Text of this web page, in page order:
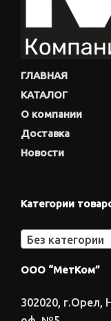
ГЛАВНАЯ
КАТАЛОГ
О компании
Доставка
Новости
Категории
Без категории
ООО “МетКом”
302020, г.Орел,